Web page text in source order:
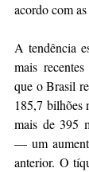
acordo com
A tendência
mais
que o Brasil
185,7 bilhões
mais de 395
— um
anterior. O